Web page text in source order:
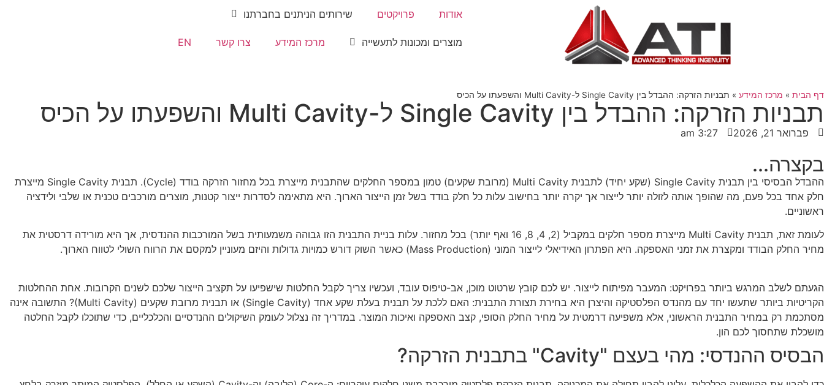
אודות פרויקטים שירותים הניתנים בחברתנו
מוצרים ומכונות לתעשייה מרכז המידע צרו קשר EN
דף הבית » מרכז המידע » תבניות הזרקה: ההבדל בין Single Cavity ל-Multi Cavity והשפעתו על הכיס
תבניות הזרקה: ההבדל בין Single Cavity ל-Multi Cavity והשפעתו על הכיס
פברואר 21, 2026 3:27 am
בקצרה...
ההבדל הבסיסי בין תבנית Single Cavity (שקע יחיד) לתבנית Multi Cavity (מרובת שקעים) טמון במספר החלקים שהתבנית מייצרת בכל מחזור הזרקה בודד (Cycle). תבנית Single Cavity מייצרת
חלק אחד בכל פעם, מה שהופך אותה לזולה יותר לייצור אך יקרה יותר בחישוב עלות כל חלק בודד בשל זמן הייצור הארוך. היא מתאימה לסדרות ייצור קטנות, מוצרים מורכבים טכנית או שלבי ולידציה
ראשוניים.
לעומת זאת, תבנית Multi Cavity מייצרת מספר חלקים במקביל (2, 4, 8, 16 ואף יותר) בכל מחזור. עלות בניית התבנית הזו גבוהה משמעותית בשל המורכבות ההנדסית, אך היא מורידה דרסטית את
מחיר החלק הבודד ומקצרת את זמני האספקה. היא הפתרון האידיאלי לייצור המוני (Mass Production) כאשר השוק דורש כמויות גדולות והיזם מעוניין למקסם את הרווח השולי לטווח הארוך.
הגעתם לשלב המרגש ביותר בפרויקט: המעבר מפיתוח לייצור. יש לכם קובץ שרטוט מוכן, אב-טיפוס עובד, ועכשיו צריך לקבל החלטות שישפיעו על תקציב הייצור שלכם לשנים הקרובות. אחת ההחלטות
הקריטיות ביותר שתעשו יחד עם מהנדס הפלסטיקה והיצרן היא בחירת תצורת התבנית: האם ללכת על תבנית בעלת שקע אחד (Single Cavity) או תבנית מרובת שקעים (Multi Cavity)? התשובה אינה
מסתכמת רק במחיר התבנית הראשוני, אלא משפיעה דרמטית על מחיר החלק הסופי, קצב האספקה ואיכות המוצר. במדריך זה נצלול לעומק השיקולים ההנדסיים והכלכליים, כדי שתוכלו לקבל החלטה
מושכלת שתחסוך לכם הון.
הבסיס ההנדסי: מהי בעצם "Cavity" בתבנית הזרקה?